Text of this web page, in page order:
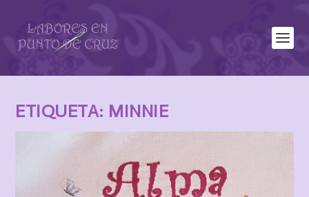
ETIQUETA: MINNIE